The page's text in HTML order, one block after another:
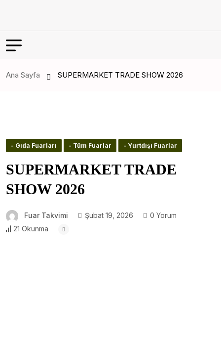
Ana Sayfa SUPERMARKET TRADE SHOW 2026
- Gıda Fuarları - Tüm Fuarlar - Yurtdışı Fuarlar
SUPERMARKET TRADE
SHOW 2026
Fuar Takvimi Şubat 19, 2026
0 Yorum
21 Okunma